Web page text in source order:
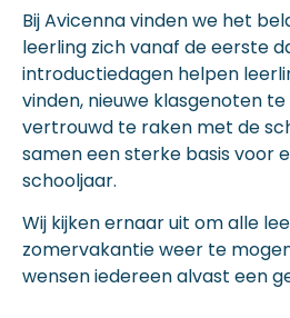
Bij Avicenna vinden we het
leerling zich vanaf de eerste
introductiedagen helpen
vinden, nieuwe klasgenoten
vertrouwd te raken met de
samen een sterke basis voor
schooljaar.
Wij kijken ernaar uit om alle
zomervakantie weer te
wensen iedereen alvast een